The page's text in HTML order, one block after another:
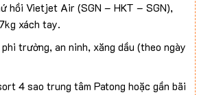
hồi Vietjet Air (SGN – HKT – SGN),
xách tay.
trường, an ninh, xăng dầu (theo ngày
4 sao trung tâm Patong hoặc gần bãi